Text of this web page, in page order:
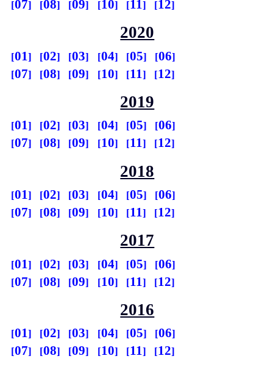
07 08 09 10 11 12
2020
01 02 03 04 05
06
07
08 09 10 11 12
2019
01 02 03 04 05
06
07
08 09 10 11 12
2018
01 02 03 04 05
06
07
08 09 10 11 12
2017
01 02 03 04 05
06
07
08 09 10 11 12
2016
01 02 03 04 05
06
07
08 09 10 11 12